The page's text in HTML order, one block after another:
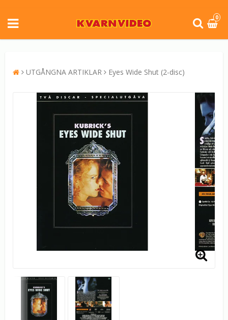
0
UTGÅNGNA ARTIKLAR Eyes Wide Shut (2-disc)